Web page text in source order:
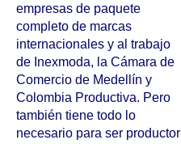
empresas de paquete
completo de marcas
internacionales y al trabajo
de Inexmoda, la Cámara de
Comercio de Medellín y
Colombia Productiva. Pero
también tiene todo lo
necesario para ser productor